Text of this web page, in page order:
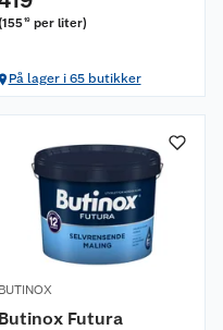
(15519 per liter)
På lager i 65 butikker
BUTINOX
Butinox Futura